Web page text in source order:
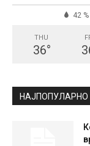
42 %
THU
36°
НАЈПОПУЛАРНО